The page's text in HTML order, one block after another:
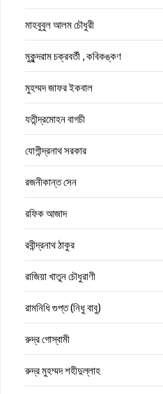
মাহবুবুল আলম চৌধুরী
মুকুন্দরাম চক্রবর্তী , কবিকঙ্কণ
মুহম্মদ জাফর ইকবাল
যতীন্দ্রমোহন বাগচী
যোগীন্দ্রনাথ সরকার
রজনীকান্ত সেন
রফিক আজাদ
রবীন্দ্রনাথ ঠাকুর
রাজিয়া খাতুন চৌধুরাণী
রামনিধি গুপ্ত (নিধু বাবু)
রুদ্র গোস্বামী
রুদ্র মুহম্মদ শহীদুল্লাহ